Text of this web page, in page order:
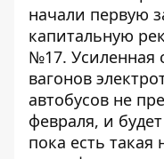
начали первую
капитальную
№17. Усиленная
вагонов
автобусов не
февраля, и
пока есть